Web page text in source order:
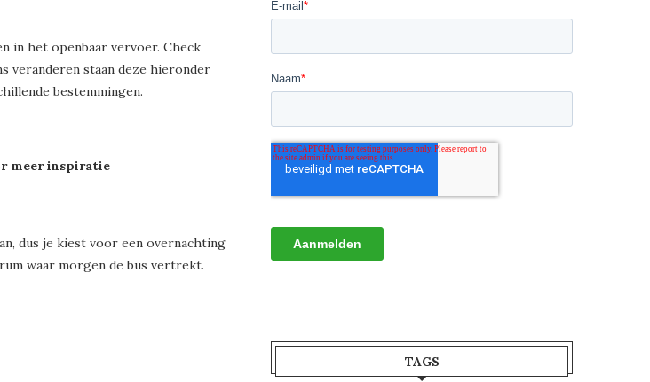
in het openbaar vervoer. Check
veranderen staan deze hieronder
bestemmingen.
meer inspiratie
dus je kiest voor een overnachting
waar morgen de bus vertrekt.
TAGS